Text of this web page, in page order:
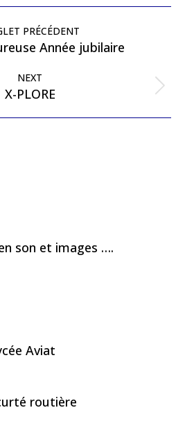
PRÉCÉDENT
Année jubilaire
NEXT
X-PLORE
son et images ….
Aviat
routière